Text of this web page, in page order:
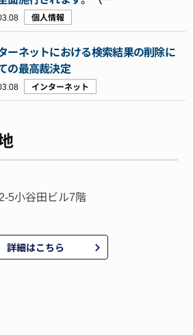
個人情報
ーネットにおける検索結果の削除に
の最高裁決定
インターネット
5小谷田ビル7階
詳細はこちら